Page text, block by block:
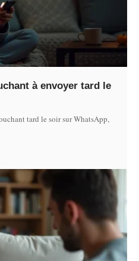
à envoyer tard le
tard le soir sur WhatsApp,